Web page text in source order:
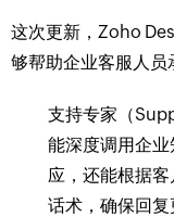
这次更新，Zoho
够帮助企业客服人员
支持专家（
能深度调用企
应，还能根据
话术，确保回复